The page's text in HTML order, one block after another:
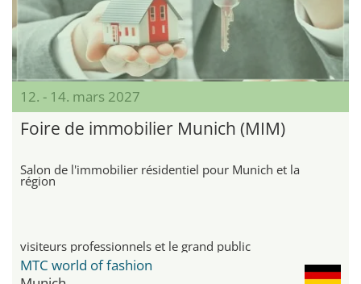
12. - 14. mars 2027
Foire de immobilier Munich (MIM)
Salon de l'immobilier résidentiel pour Munich et la
région
visiteurs professionnels et le grand public
MTC world of fashion